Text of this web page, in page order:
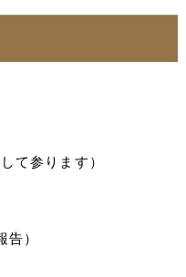
て参ります）
）